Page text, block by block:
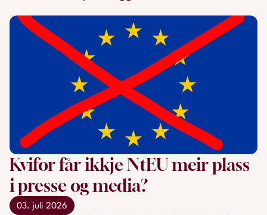
Kvifor får ikkje NtEU meir plass
i presse og media?
03. juli 2026